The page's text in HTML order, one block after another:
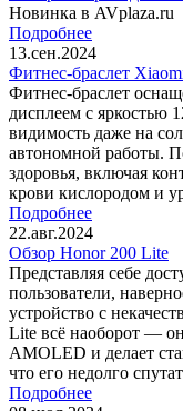
Новинка в AVplaza.ru
Подробнее
13.сен.2024
Фитнес-браслет
Фитнес-браслет
дисплеем с яркостью
видимость даже на
автономной работы.
здоровья, включая
крови кислородом и
Подробнее
22.авг.2024
Обзор Honor 200 Lite
Представляя себе
пользователи,
устройство с
Lite всё наоборот —
AMOLED и делает
что его недолго
Подробнее